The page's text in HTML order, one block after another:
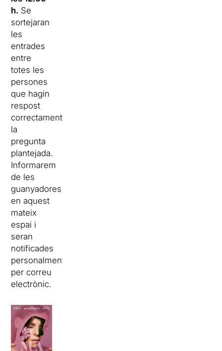
h. Se
sortejaran
les
entrades
entre
totes les
persones
que hagin
respost
correctament
la
pregunta
plantejada.
Informarem
de les
guanyadores
en aquest
mateix
espai i
seran
notificades
personalment
per correu
electrònic.